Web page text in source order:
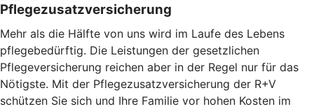
Pflegezusatzversicherung
Mehr als die Hälfte von uns wird im Laufe des Lebens
pflegebedürftig. Die Leistungen der gesetzlichen
Pflegeversicherung reichen aber in der Regel nur für das
Nötigste. Mit der Pflegezusatzversicherung der R+V
schützen Sie sich und Ihre Familie vor hohen Kosten im